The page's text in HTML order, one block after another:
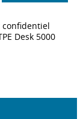
confidentiel
Desk 5000